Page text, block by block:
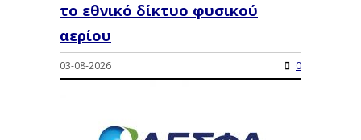
το εθνικό δίκτυο φυσικού
αερίου
03-08-2026 0